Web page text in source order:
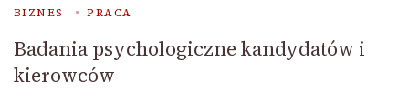
BIZNES PRACA
Badania psychologiczne kandydatów i
kierowców